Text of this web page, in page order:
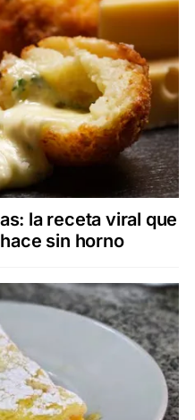
la receta viral que
sin horno